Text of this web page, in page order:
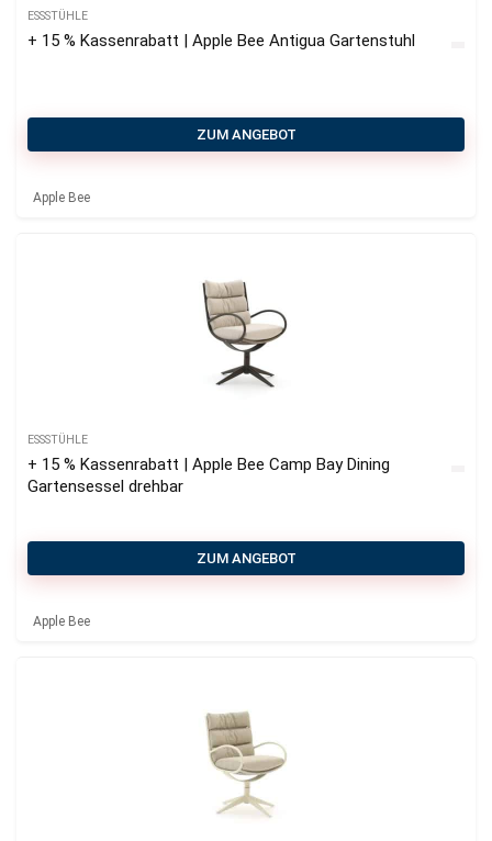
ESSSTÜHLE
+ 15 % Kassenrabatt | Apple Bee Antigua Gartenstuhl
ZUM ANGEBOT
Apple Bee
ESSSTÜHLE
+ 15 % Kassenrabatt | Apple Bee Camp Bay Dining
Gartensessel drehbar
ZUM ANGEBOT
Apple Bee